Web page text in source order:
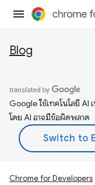
Blog
Google ใช้เทคโนโลยี
โดย AI อาจมีข้อผิดพลาด
Chrome for Developers